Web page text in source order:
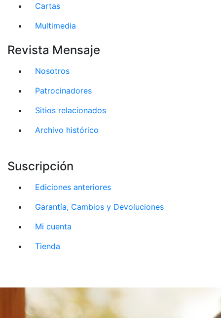
Cartas
Multimedia
Revista Mensaje
Nosotros
Patrocinadores
Sitios relacionados
Archivo histórico
Suscripción
Ediciones anteriores
Garantía, Cambios y Devoluciones
Mi cuenta
Tienda